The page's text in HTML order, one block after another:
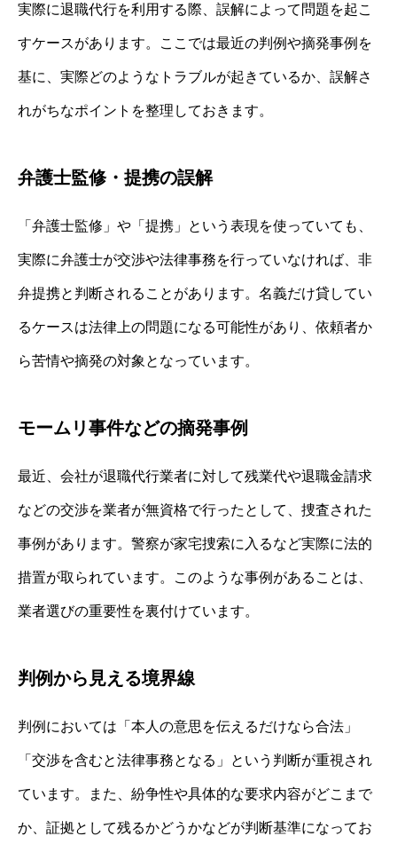
実際に退職代行を利用する際、誤解によって問題を起こ
すケースがあります。ここでは最近の判例や摘発事例を
基に、実際どのようなトラブルが起きているか、誤解さ
れがちなポイントを整理しておきます。
弁護士監修・提携の誤解
「弁護士監修」や「提携」という表現を使っていても、
実際に弁護士が交渉や法律事務を行っていなければ、非
弁提携と判断されることがあります。名義だけ貸してい
るケースは法律上の問題になる可能性があり、依頼者か
ら苦情や摘発の対象となっています。
モームリ事件などの摘発事例
最近、会社が退職代行業者に対して残業代や退職金請求
などの交渉を業者が無資格で行ったとして、捜査された
事例があります。警察が家宅捜索に入るなど実際に法的
措置が取られています。このような事例があることは、
業者選びの重要性を裏付けています。
判例から見える境界線
判例においては「本人の意思を伝えるだけなら合法」
「交渉を含むと法律事務となる」という判断が重視され
ています。また、紛争性や具体的な要求内容がどこまで
か、証拠として残るかどうかなどが判断基準になってお